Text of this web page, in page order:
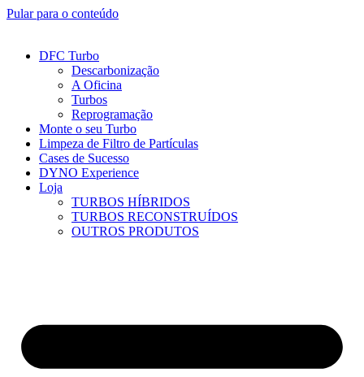
Pular para o conteúdo
DFC Turbo
Descarbonização
A Oficina
Turbos
Reprogramação
Monte o seu Turbo
Limpeza de Filtro de Partículas
Cases de Sucesso
DYNO Experience
Loja
TURBOS HÍBRIDOS
TURBOS RECONSTRUÍDOS
OUTROS PRODUTOS